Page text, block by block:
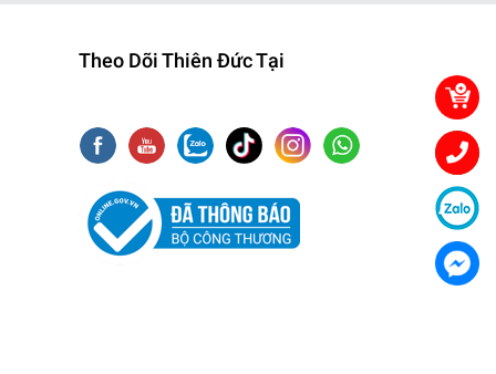
Theo Dõi Thiên Đức Tại